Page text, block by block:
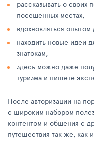
рассказывать о своих
посещенных местах,
вдохновляться опытом
находить новые идеи
знатокам,
здесь можно даже
туризма и пишете
После авторизации на
с широким набором
контентом и общения с
путешествия так же, как